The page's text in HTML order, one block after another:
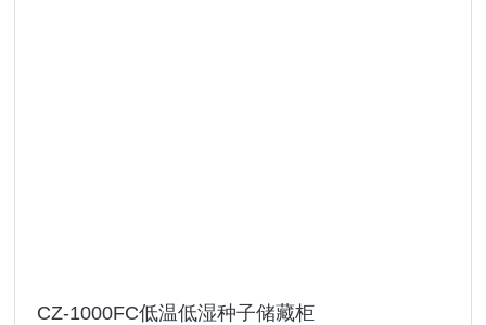
CZ-1000FC低温低湿种子储藏柜